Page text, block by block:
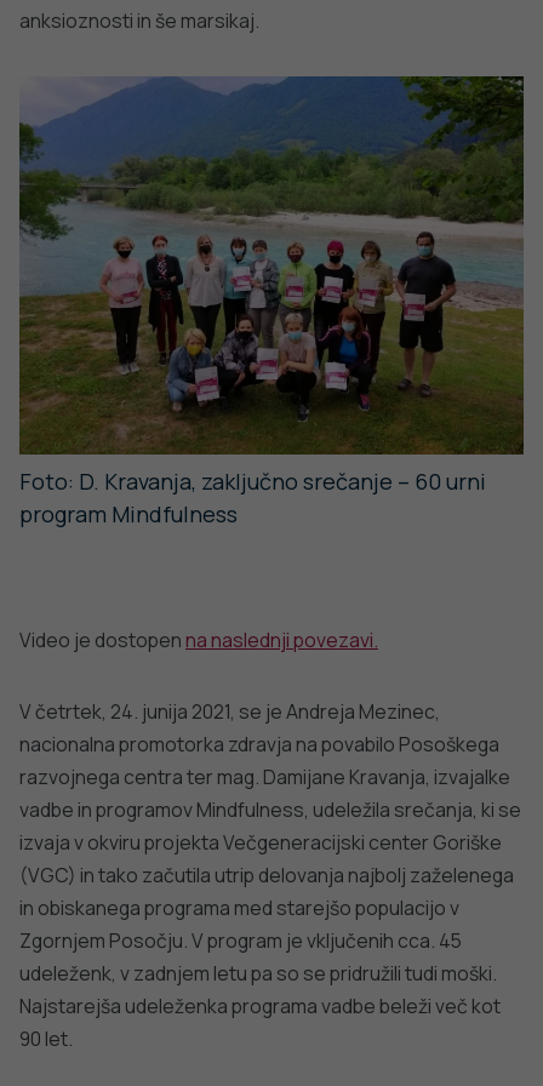
zdravje starejše populacije ter hvala vsem udeleženkam,
Uspešno druženje še naprej!
[1]Prehrana in telesna dejavnost za zdravje pri starejših
[2]Mindfulness – Krepitev pozornosti in obvladovanje
[3]Priporočila za starejše v času epidemije nove virusne
bolezni COVID-19
[4]Strategije upravljanja storitev splošnega pomena
Sorodni članki
VSE IZ TEMATIKE
OBMOČNA ENOTA NOVA GORICA
SOPA na regionalnem posvetu
»HEROJI FURAJO V PIŽAMAH« v Novi
Gorici
PODROBNO
OBMOČNA
Novinarska
Festivala
Primorske 2023